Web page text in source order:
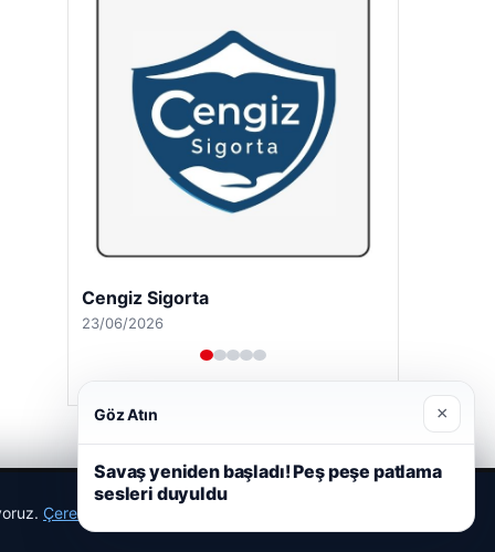
Cengiz Sigorta
23/06/2026
Çerez Politikamız
Göz Atın ×
Savaş yeniden başladı! Peş peşe patlama
sesleri duyuldu